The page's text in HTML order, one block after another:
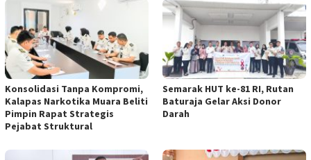
Konsolidasi Tanpa Kompromi,
Kalapas Narkotika Muara Beliti
Pimpin Rapat Strategis
Pejabat Struktural
Semarak HUT ke-81 RI, Rutan
Baturaja Gelar Aksi Donor
Darah